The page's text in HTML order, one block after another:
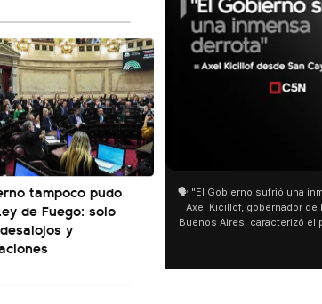
tampoco pudo
de Fuego: solo
y
01:05
🗣️ "El Gobierno sufrió una inmensa derrota" 🎙️
Axel Kicillof, gobernador de la Provincia de
Buenos Aires, caracterizó el proyecto de Ley
de Inviolabilidad de la Propiedad Privada
como "una lista sábana con temas nefastos"
y destacó "la movilización popular". 📌 La
San
miles
de
agua y
últimos